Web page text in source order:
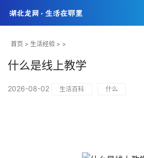
首页 > 生活经验 > >
什么是线上教学
2026-08-02 生活百科 什么